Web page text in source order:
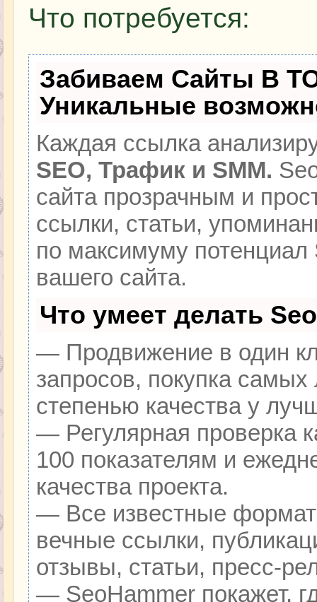
Что потребуется:
Забиваем Сайты В
Уникальные
Каждая ссылка
SEO, Трафик и SMM.
сайта прозрачным и
ссылки, статьи,
по максимуму
вашего сайта.
Что умеет делать
— Продвижение в один
запросов, покупка
степенью качества у
— Регулярная проверка
100 показателям и
качества проекта.
— Все известные
вечные ссылки,
отзывы, статьи, пресс-
— SeoHammer покажет,